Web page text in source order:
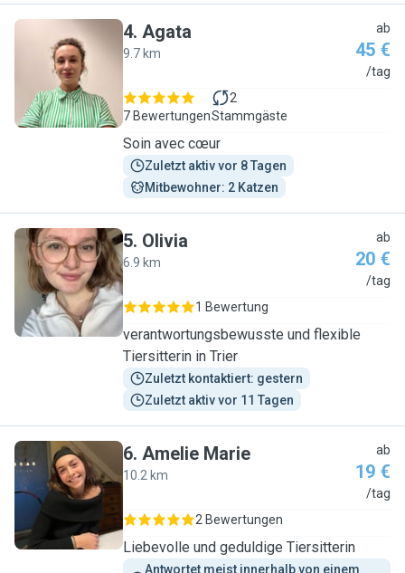
A
4. Agata
9.7 km
ab
45 €
/tag
7 Bewertungen
2
Stammgäste
Soin avec cœur
Zuletzt aktiv vor 8 Tagen
Mitbewohner: 2 Katzen
O
5. Olivia
6.9 km
ab
20 €
/tag
1 Bewertung
verantwortungsbewusste und flexible
Tiersitterin in Trier
Zuletzt kontaktiert: gestern
Zuletzt aktiv vor 11 Tagen
A
6. Amelie Marie
10.2 km
ab
19 €
/tag
2 Bewertungen
Liebevolle und geduldige Tiersitterin
Antwortet meist innerhalb von einem